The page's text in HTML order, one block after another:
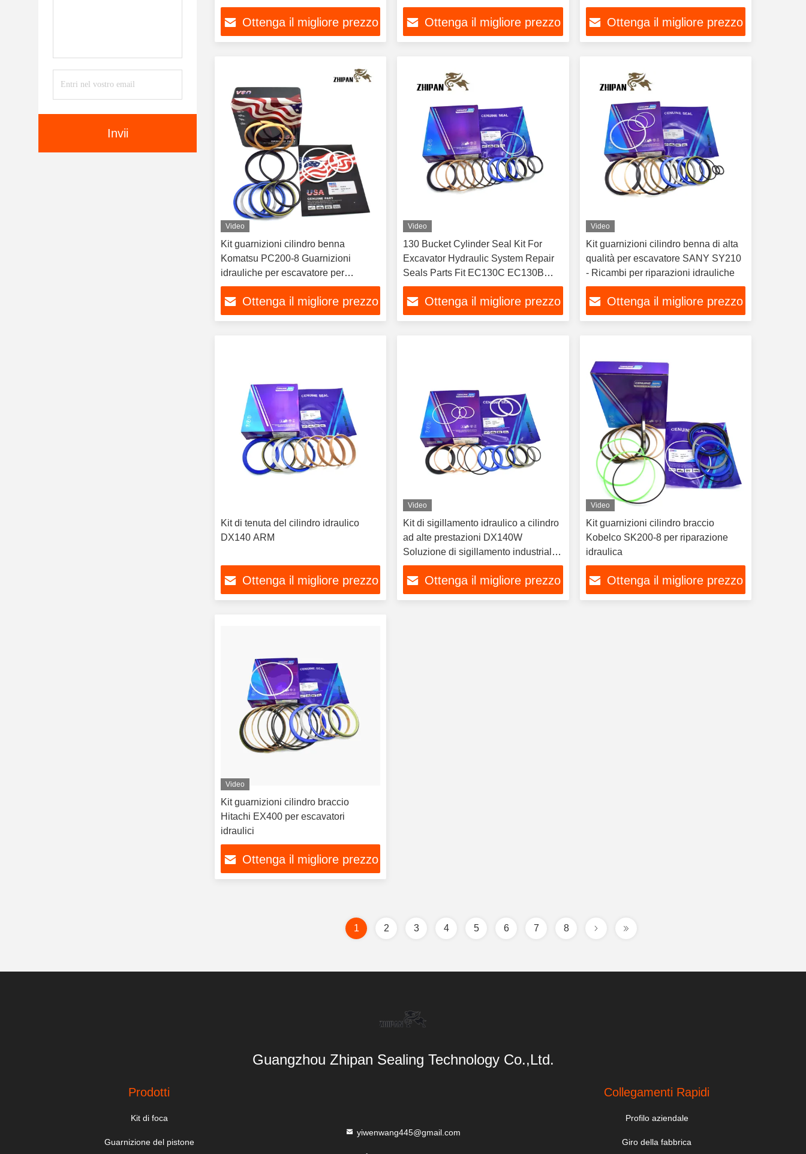
Invii
Ottenga il migliore prezzo Ottenga il migliore prezzo Ottenga il migliore prezzo
Video
Kit guarnizioni cilindro benna
Komatsu PC200-8 Guarnizioni
idrauliche per escavatore per
riparazione e manutenzione
Ottenga il migliore prezzo
Video
130 Bucket Cylinder Seal Kit For
Excavator Hydraulic System Repair
Seals Parts Fit EC130C EC130B
EC130D
Ottenga il migliore prezzo
Video
Kit guarnizioni cilindro benna di alta
qualità per escavatore SANY SY210
- Ricambi per riparazioni idrauliche
Ottenga il migliore prezzo
Kit di tenuta del cilindro idraulico
DX140 ARM
Ottenga il migliore prezzo
Video
Kit di sigillamento idraulico a cilindro
ad alte prestazioni DX140W
Soluzione di sigillamento industriale
a prova di perdite del secchio
Ottenga il migliore prezzo
Video
Kit guarnizioni cilindro braccio
Kobelco SK200-8 per riparazione
idraulica
Ottenga il migliore prezzo
Video
Kit guarnizioni cilindro braccio
Hitachi EX400 per escavatori
idraulici
Ottenga il migliore prezzo
1 2 3 4 5 6 7 8
Guangzhou Zhipan Sealing Technology Co.,Ltd.
Prodotti
Kit di foca
Guarnizione del pistone
yiwenwang445@gmail.com
Collegamenti Rapidi
Profilo aziendale
Giro della fabbrica